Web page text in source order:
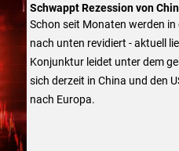
Schwappt Rezession von
Schon seit Monaten werden
nach unten revidiert - aktuell
Konjunktur leidet unter dem
sich derzeit in China und den
nach Europa.